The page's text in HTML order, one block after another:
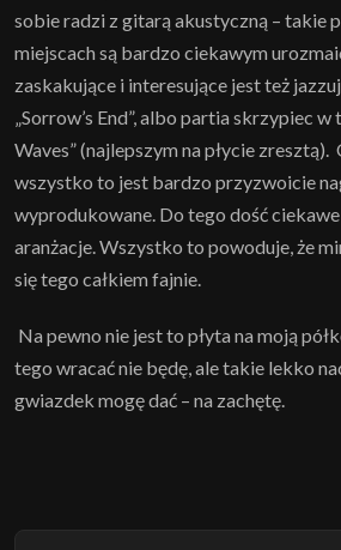
sobie radzi z gitarą akustyczną – takie
miejscach są bardzo ciekawym
zaskakujące i interesujące jest też
„Sorrow’s End”, albo partia skrzypiec
Waves” (najlepszym na płycie
wszystko to jest bardzo przyzwoicie
wyprodukowane. Do tego dość
aranżacje. Wszystko to powoduje, że
się tego całkiem fajnie.
Na pewno nie jest to płyta na moją
tego wracać nie będę, ale takie lekko
gwiazdek mogę dać – na zachętę.